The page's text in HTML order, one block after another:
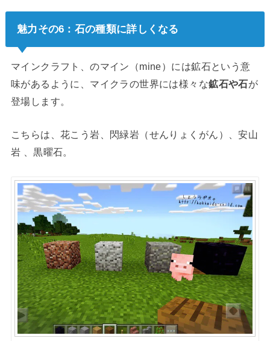
魅力その6：石の種類に詳しくなる
マインクラフト、のマイン（mine）には鉱石という意
味があるように、マイクラの世界には様々な鉱石や石が
登場します。
こちらは、花こう岩、閃緑岩（せんりょくがん）、安山
岩 、黒曜石。